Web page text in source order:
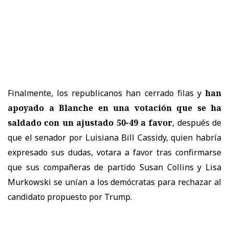
Finalmente, los republicanos han cerrado filas y han
apoyado a Blanche en una votación que se ha
saldado con un ajustado 50-49 a favor, después de
que el senador por Luisiana Bill Cassidy, quien habría
expresado sus dudas, votara a favor tras confirmarse
que sus compañeras de partido Susan Collins y Lisa
Murkowski se unían a los demócratas para rechazar al
candidato propuesto por Trump.